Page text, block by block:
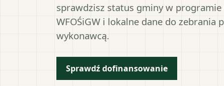
sprawdzisz status gminy w
WFOŚiGW i lokalne dane do
wykonawcą.
Sprawdź dofinansowanie